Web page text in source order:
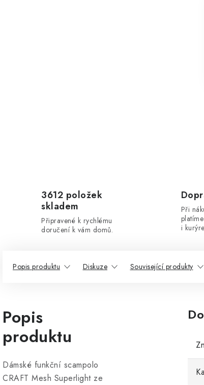
3612 položek
skladem
Připravené k rychlému
doručení k vám domů.
Při
i
Popis produktu Diskuze Související produkty
Popis
produktu
Dámské funkční scampolo
CRAFT Mesh Superlight ze